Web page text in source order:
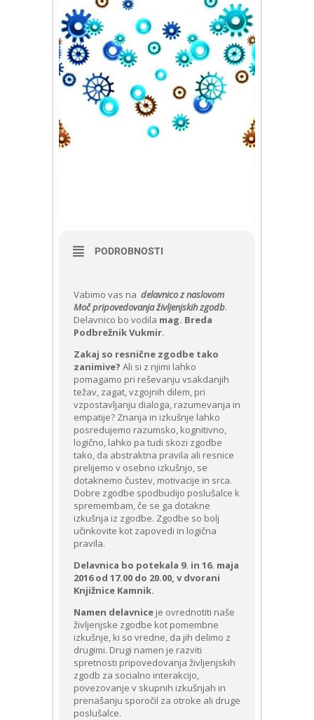
PODROBNOSTI
Vabimo vas na delavnico z naslovom
Moč pripovedovanja življenjskih zgodb.
Delavnico bo vodila mag. Breda
Podbrežnik Vukmir.
Zakaj so resnične zgodbe tako
zanimive? Ali si z njimi lahko
pomagamo pri reševanju vsakdanjih
težav, zagat, vzgojnih dilem, pri
vzpostavljanju dialoga, razumevanja in
empatije? Znanja in izkušnje lahko
posredujemo razumsko, kognitivno,
logično, lahko pa tudi skozi zgodbe
tako, da abstraktna pravila ali resnice
prelijemo v osebno izkušnjo, se
dotaknemo čustev, motivacije in srca.
Dobre zgodbe spodbudijo poslušalce k
spremembam, če se ga dotakne
izkušnja iz zgodbe. Zgodbe so bolj
učinkovite kot zapovedi in logična
pravila.
Delavnica bo potekala 9. in 16. maja
2016 od 17.00 do 20.00, v dvorani
Knjižnice Kamnik.
Namen delavnice je ovrednotiti naše
življenjske zgodbe kot pomembne
izkušnje, ki so vredne, da jih delimo z
drugimi. Drugi namen je razviti
spretnosti pripovedovanja življenjskih
zgodb za socialno interakcijo,
povezovanje v skupnih izkušnjah in
prenašanju sporočil za otroke ali druge
poslušalce.